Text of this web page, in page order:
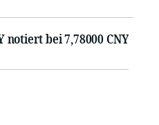
notiert bei 7,78000 CNY